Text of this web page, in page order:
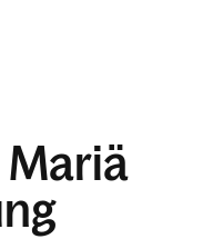
Mariä